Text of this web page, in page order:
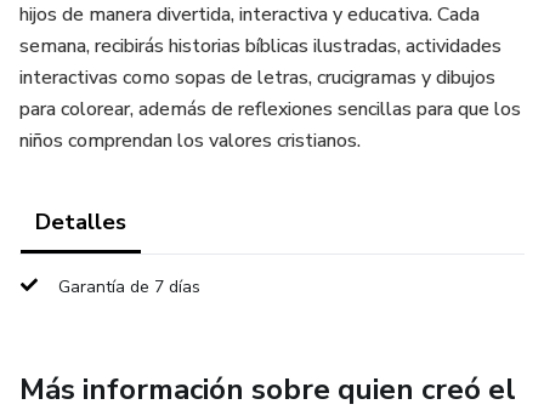
hijos de manera divertida, interactiva y educativa. Cada
semana, recibirás historias bíblicas ilustradas, actividades
interactivas como sopas de letras, crucigramas y dibujos
para colorear, además de reflexiones sencillas para que los
niños comprendan los valores cristianos.
Detalles
Garantía de 7 días
Más información sobre quien creó el